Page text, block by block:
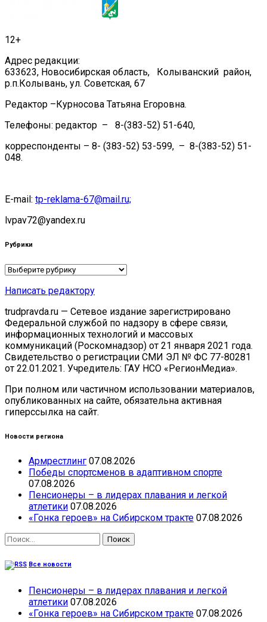
12+
Адрес редакции:
633623, Новосибирская область, Колыванский район,
р.п.Колывань, ул. Советская, 67
Редактор –Курносова Татьяна Егоровна.
Телефоны: редактор – 8-(383-52) 51-640,
корреспонденты – 8- (383-52) 53-599, – 8-(383-52) 51-
048.
E-mail: tp-reklama-67@mail.ru;
lvpav72@yandex.ru
Рубрики
Рубрики
Написать редактору
trudpravda.ru — Сетевое издание зарегистрировано
Федеральной службой по надзору в сфере связи,
информационных технологий и массовых
коммуникаций (Роскомнадзор) от 21 января 2021 года.
Свидетельство о регистрации СМИ ЭЛ № ФС 77-80281
от 22.01.2021. Учредитель: ГАУ НСО «РегионМедиа».
При полном или частичном использовании материалов,
опубликованных на сайте, обязательна активная
гиперссылка на сайт.
Новости региона
Армрестлинг 07.08.2026
Победы спортсменов в адаптивном спорте
07.08.2026
Пенсионеры – в лидерах плавания и легкой
атлетики 07.08.2026
«Гонка героев» на Сибирском тракте 07.08.2026
Найти:
Все новости
Пенсионеры – в лидерах плавания и легкой
атлетики 07.08.2026
«Гонка героев» на Сибирском тракте 07.08.2026